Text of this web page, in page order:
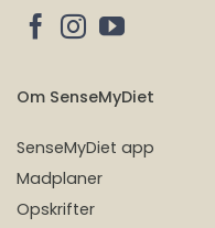
Om SenseMyDiet
SenseMyDiet app
Madplaner
Opskrifter